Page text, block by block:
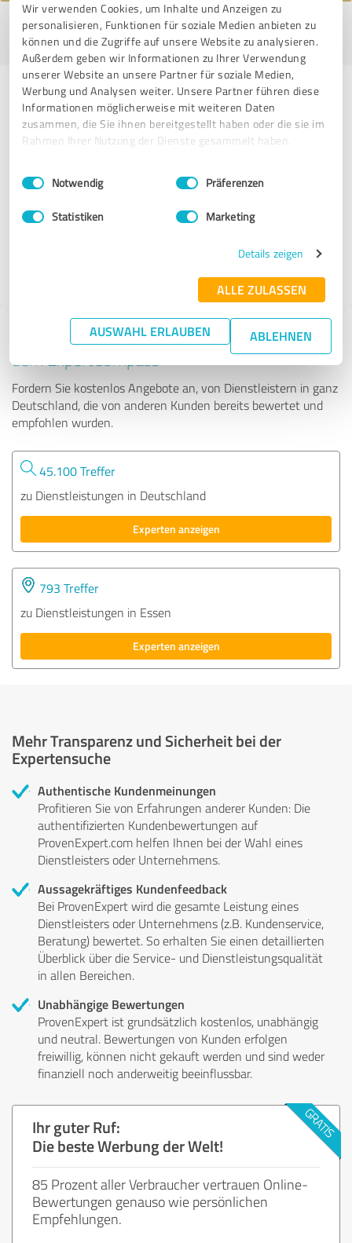
Wir verwenden Cookies, um Inhalte und Anzeigen zu
personalisieren, Funktionen für soziale Medien anbieten zu
können und die Zugriffe auf unsere Website zu analysieren.
Außerdem geben wir Informationen zu Ihrer Verwendung
unserer Website an unsere Partner für soziale Medien,
Werbung und Analysen weiter. Unsere Partner führen diese
Informationen möglicherweise mit weiteren Daten
zusammen, die Sie ihnen bereitgestellt haben oder die sie im
Rahmen Ihrer Nutzung der Dienste gesammelt haben.
Impressum Datenschutzbestimmungen
Einwilligungsauswahl
Notwendig Präferenzen
Statistiken Marketing
Details zeigen
ALLE ZULASSEN
AUSWAHL ERLAUBEN ABLEHNEN
Profil aktiv seit 21.12.2020 |Letzte Aktualisierung: 21.12.2020|Profil
melden
Erfahrungen zu weiteren
Anbietern aus dem Bereich
Dienstleistungen
Reisebüro Broich
Tipp: Die passenden Experten finden - mit
dem ExpertCompass
Fordern Sie kostenlos Angebote an, von Dienstleistern in ganz
Deutschland, die von anderen Kunden bereits bewertet und
empfohlen wurden.
45.100 Treffer
zu Dienstleistungen in Deutschland
Experten anzeigen
793 Treffer
zu Dienstleistungen in Essen
Experten anzeigen
Mehr Transparenz und Sicherheit bei der
Expertensuche
Authentische Kundenmeinungen
Profitieren Sie von Erfahrungen anderer Kunden: Die
authentifizierten Kundenbewertungen auf
ProvenExpert.com helfen Ihnen bei der Wahl eines
Dienstleisters oder Unternehmens.
Aussagekräftiges Kundenfeedback
Bei ProvenExpert wird die gesamte Leistung eines
Dienstleisters oder Unternehmens (z.B. Kundenservice,
Beratung) bewertet. So erhalten Sie einen detaillierten
Überblick über die Service- und Dienstleistungsqualität
in allen Bereichen.
Unabhängige Bewertungen
ProvenExpert ist grundsätzlich kostenlos, unabhängig
und neutral. Bewertungen von Kunden erfolgen
freiwillig, können nicht gekauft werden und sind weder
finanziell noch anderweitig beeinflussbar.
Ihr guter Ruf:
Die beste Werbung der Welt!
85 Prozent aller Verbraucher vertrauen Online-
Bewertungen genauso wie persönlichen
Empfehlungen.